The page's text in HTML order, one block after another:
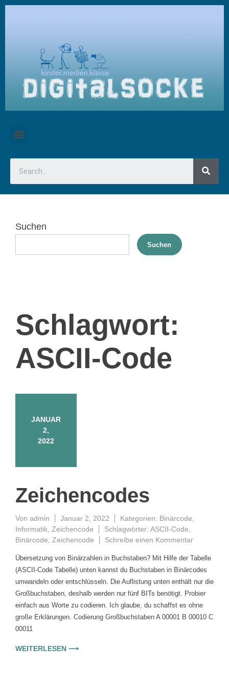
Schlagwort:
ASCII-Code
JANUAR
2,
2022
Zeichencodes
Von admin Januar 2, 2022 Kategorien: Binärcode,
Informatik, Zeichencode Schlagwörter: ASCII-Code,
Binärcode, Zeichencode Schreibe einen Kommentar
Übersetzung von Binärzahlen in Buchstaben? Mit Hilfe der Tabelle
(ASCII-Code Tabelle) unten kannst du Buchstaben in Binärcodes
umwandeln oder entschlüsseln. Die Auflistung unten enthält nur die
Großbuchstaben, deshalb werden nur fünf BITs benötigt. Probier
einfach aus Worte zu codieren. Ich glaube, du schaffst es ohne
große Erklärungen. Codierung Großbuchstaben A 00001 B 00010 C
00011
WEITERLESEN ⟶
Suchen
Suchen